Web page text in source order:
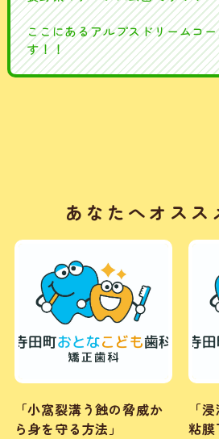
ここにあるアルプスドリームコ
す！！
あなたへオスス
「小窩裂溝う蝕の脅威か
ら身を守る方法」
「
粘膜